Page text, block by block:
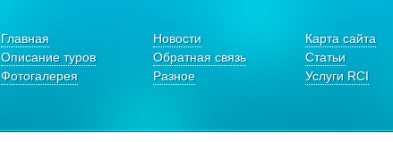
Главная Новости
Карта сайта
Описание туров
Обратная связь
Статьи
Фотогалерея
Разное Услуги RCI